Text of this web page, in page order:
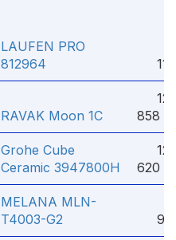
LAUFEN PRO
812964
11
RAVAK Moon 1C
12
858 ₽
Grohe Cube
Ceramic 3947800H
12
620 ₽
MELANA MLN-
T4003-G2
9